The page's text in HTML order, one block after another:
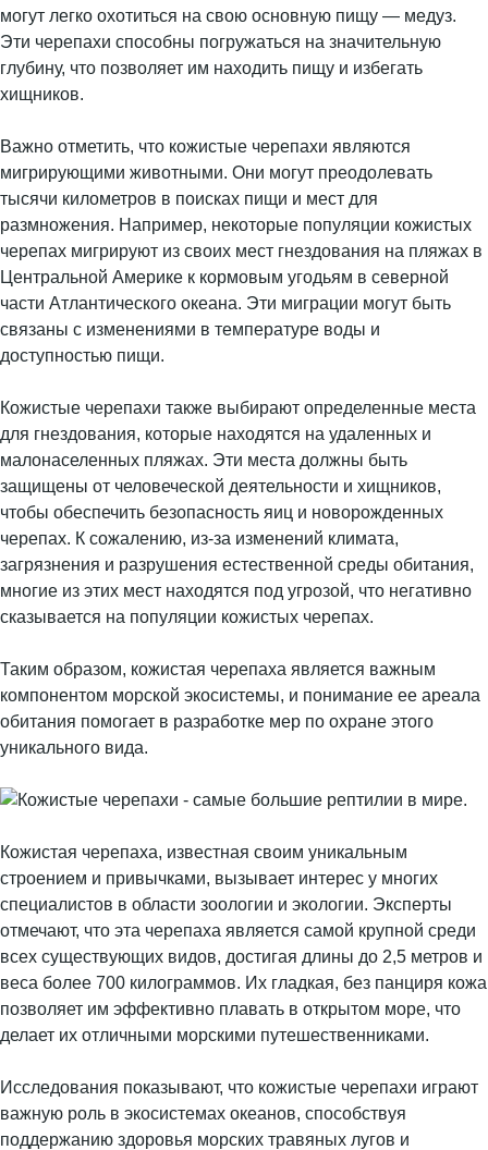
могут легко охотиться на свою основную пищу — медуз.
Эти черепахи способны погружаться на значительную
глубину, что позволяет им находить пищу и избегать
хищников.
Важно отметить, что кожистые черепахи являются
мигрирующими животными. Они могут преодолевать
тысячи километров в поисках пищи и мест для
размножения. Например, некоторые популяции кожистых
черепах мигрируют из своих мест гнездования на пляжах в
Центральной Америке к кормовым угодьям в северной
части Атлантического океана. Эти миграции могут быть
связаны с изменениями в температуре воды и
доступностью пищи.
Кожистые черепахи также выбирают определенные места
для гнездования, которые находятся на удаленных и
малонаселенных пляжах. Эти места должны быть
защищены от человеческой деятельности и хищников,
чтобы обеспечить безопасность яиц и новорожденных
черепах. К сожалению, из-за изменений климата,
загрязнения и разрушения естественной среды обитания,
многие из этих мест находятся под угрозой, что негативно
сказывается на популяции кожистых черепах.
Таким образом, кожистая черепаха является важным
компонентом морской экосистемы, и понимание ее ареала
обитания помогает в разработке мер по охране этого
уникального вида.
Кожистая черепаха, известная своим уникальным
строением и привычками, вызывает интерес у многих
специалистов в области зоологии и экологии. Эксперты
отмечают, что эта черепаха является самой крупной среди
всех существующих видов, достигая длины до 2,5 метров и
веса более 700 килограммов. Их гладкая, без панциря кожа
позволяет им эффективно плавать в открытом море, что
делает их отличными морскими путешественниками.
Исследования показывают, что кожистые черепахи играют
важную роль в экосистемах океанов, способствуя
поддержанию здоровья морских травяных лугов и